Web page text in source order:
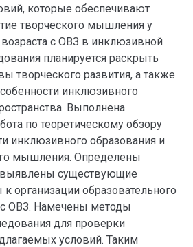
которые обеспечивают
творческого мышления у
с ОВЗ в инклюзивной
планируется раскрыть
творческого развития, а также
инклюзивного
Выполнена
по теоретическому обзору
инклюзивного образования и
мышления. Определены
существующие
организации образовательного
с ОВЗ. Намечены методы
для проверки
условий. Таким